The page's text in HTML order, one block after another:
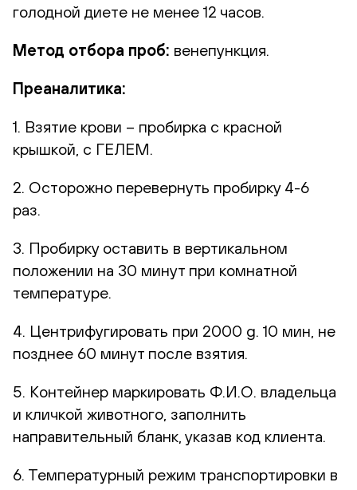
голодной диете не менее 12 часов.
Метод отбора проб: венепункция.
Преаналитика:
1. Взятие крови – пробирка с красной
крышкой, с ГЕЛЕМ.
2. Осторожно перевернуть пробирку 4-6
раз.
3. Пробирку оставить в вертикальном
положении на 30 минут при комнатной
температуре.
4. Центрифугировать при 2000 g. 10 мин, не
позднее 60 минут после взятия.
5. Контейнер маркировать Ф.И.О. владельца
и кличкой животного, заполнить
направительный бланк, указав код клиента.
6. Температурный режим транспортировки в